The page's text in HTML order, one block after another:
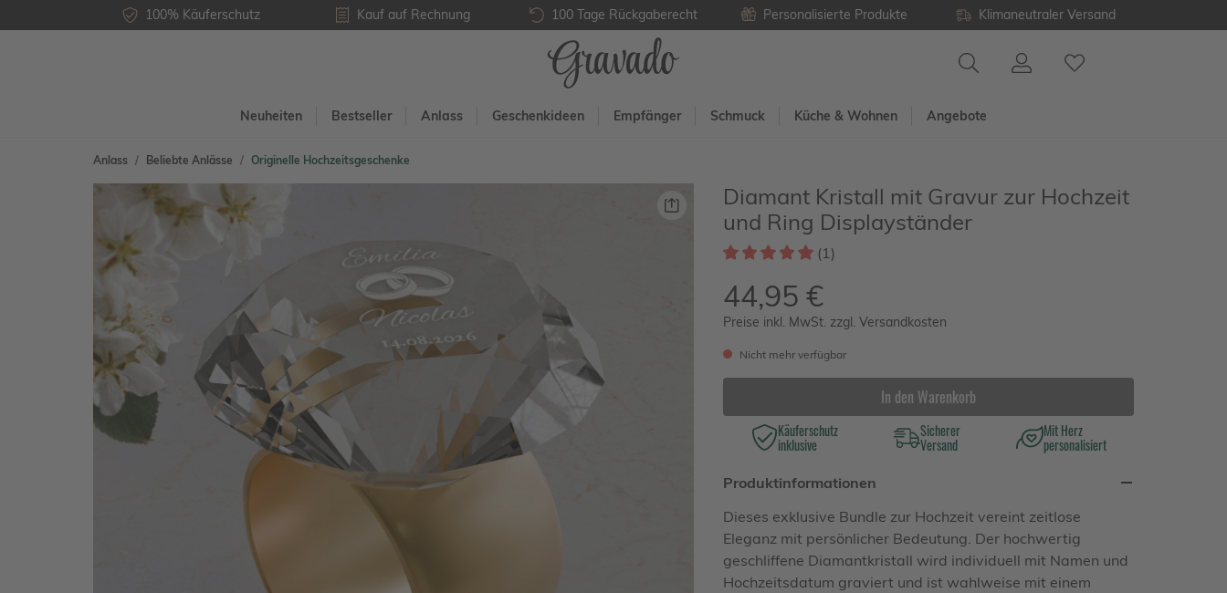
100% Käuferschutz Kauf auf Rechnung 100 Tage Rückgaberecht Personalisierte Produkte Klimaneutraler Versand
Neuheiten Bestseller Anlass Geschenkideen Empfänger Schmuck Küche & Wohnen Angebote
Anlass Beliebte Anlässe Originelle Hochzeitsgeschenke
Diamant Kristall mit Gravur zur Hochzeit
und Ring Displayständer
(1)
44,95 €
Preise inkl. MwSt. zzgl. Versandkosten
Nicht mehr verfügbar
In den Warenkorb
Käuferschutz
inklusive
Sicherer
Versand
Mit Herz
personalisiert
Produktinformationen
Dieses exklusive Bundle zur Hochzeit vereint zeitlose
Eleganz mit persönlicher Bedeutung. Der hochwertig
geschliffene Diamantkristall wird individuell mit Namen und
Hochzeitsdatum graviert und ist wahlweise mit einem